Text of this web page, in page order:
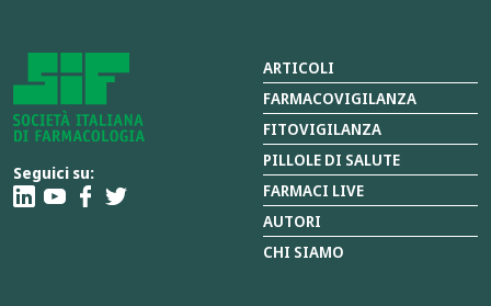
Seguici su:
ARTICOLI
FARMACOVIGILANZA
FITOVIGILANZA
PILLOLE DI SALUTE
FARMACI LIVE
AUTORI
CHI SIAMO